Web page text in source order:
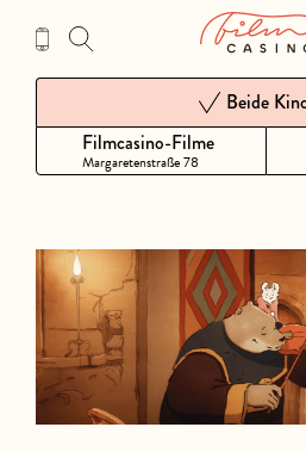
Inhalt
Filmcasino-Filme
Margaretenstraße 78
Beide